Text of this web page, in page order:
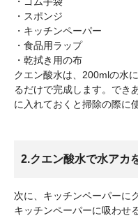
・スポンジ
・キッチンペーパー
・食品用ラップ
・乾拭き用の布
クエン酸水は、200mlの水
るだけで完成します。でき
に入れておくと掃除の際に
2.クエン酸水で水アカ
次に、キッチンペーパーに
キッチンペーパーに吸わせ